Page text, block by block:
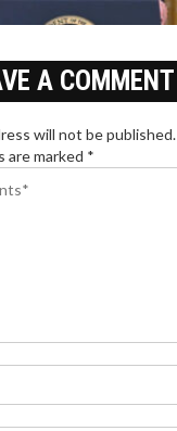
A COMMENT
will not be published.
are marked *